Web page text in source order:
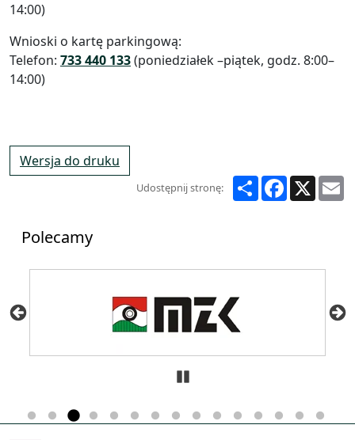
14:00)
Wnioski o kartę parkingową:
Telefon: 733 440 133(poniedziałek –piątek, godz. 8:00–
14:00)
Wersja do druku
Udostępnij stronę: ShareFacebook
X
Polecamy
Zatrzymaj